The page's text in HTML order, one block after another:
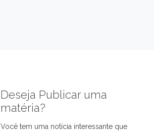
Deseja Publicar uma
matéria?
Você tem uma notícia interessante que